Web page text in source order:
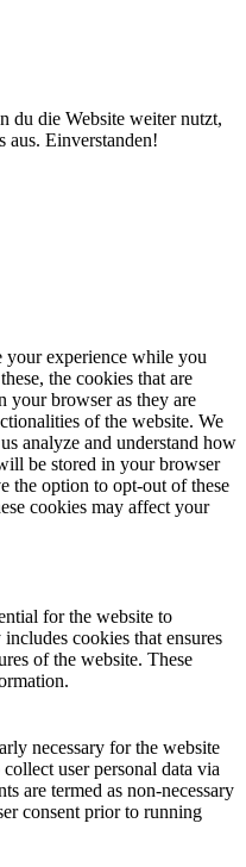
du die Website weiter nutzt,
aus. Einverstanden!
your experience while you
the cookies that are
your browser as they are
of the website. We
analyze and understand how
be stored in your browser
the option to opt-out of these
cookies may affect your
for the website to
cookies that ensures
of the website. These
necessary for the website
user personal data via
are termed as non-necessary
consent prior to running